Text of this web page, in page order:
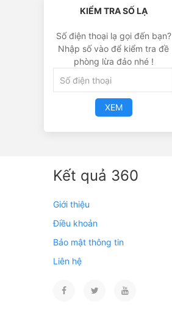
KIỂM TRA SỐ LẠ
Số điện thoại lạ gọi đến bạn?
Nhập số vào để kiểm tra đề
phòng lừa đảo nhé !
XEM
Kết quả 360
Giới thiệu
Điều khoản
Bảo mật thông tin
Liên hệ